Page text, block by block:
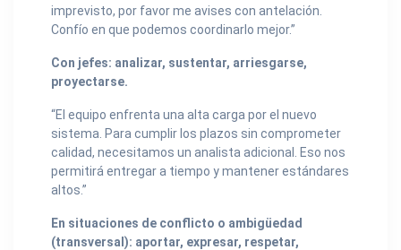
imprevisto, por favor me avises con antelación.
Confío en que podemos coordinarlo mejor.”
Con jefes: analizar, sustentar, arriesgarse,
proyectarse.
“El equipo enfrenta una alta carga por el nuevo
sistema. Para cumplir los plazos sin comprometer
calidad, necesitamos un analista adicional. Eso nos
permitirá entregar a tiempo y mantener estándares
altos.”
En situaciones de conflicto o ambigüedad
(transversal): aportar, expresar, respetar,